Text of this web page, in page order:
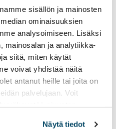
sisällön ja mainosten
ominaisuuksien
analysoimiseen. Lisäksi
mainosalan ja analytiikka-
siitä, miten käytät
voivat yhdistää näitä
antanut heille tai joita on
palvelujaan. Voit
Näytä tiedot